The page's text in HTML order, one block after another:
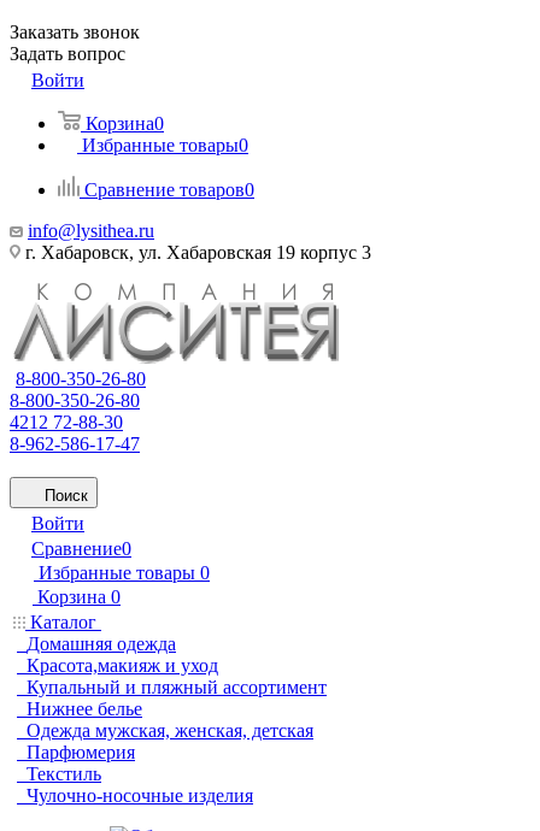
Заказать звонок
Задать вопрос
Войти
Корзина0
Избранные товары0
Сравнение товаров0
info@lysithea.ru
г. Хабаровск, ул. Хабаровская 19 корпус 3
8-800-350-26-80
8-800-350-26-80
4212 72-88-30
8-962-586-17-47
Поиск
Войти
Сравнение0
Избранные товары 0
Корзина 0
Каталог
Домашняя одежда
Красота,макияж и уход
Купальный и пляжный ассортимент
Нижнее белье
Одежда мужская, женская, детская
Парфюмерия
Текстиль
Чулочно-носочные изделия